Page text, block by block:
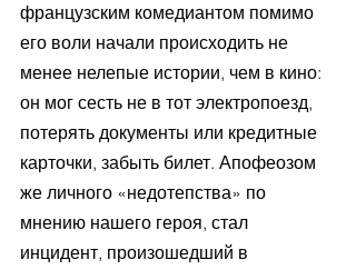
французским комедиантом помимо
его воли начали происходить не
менее нелепые истории, чем в кино:
он мог сесть не в тот электропоезд,
потерять документы или кредитные
карточки, забыть билет. Апофеозом
же личного «недотепства» по
мнению нашего героя, стал
инцидент, произошедший в